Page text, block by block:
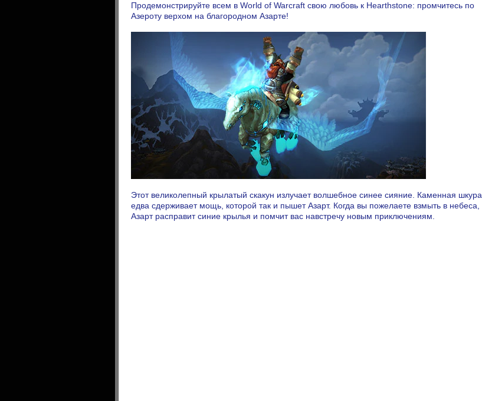
Продемонстрируйте всем в World of Warcraft свою любовь к Hearthstone: промчитесь по
Азероту верхом на благородном Азарте!
Этот великолепный крылатый скакун излучает волшебное синее сияние. Каменная шкура
едва сдерживает мощь, которой так и пышет Азарт. Когда вы пожелаете взмыть в небеса,
Азарт расправит синие крылья и помчит вас навстречу новым приключениям.